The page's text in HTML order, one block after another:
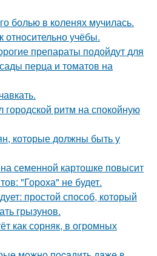
болью в коленях мучилась.
учёбы.
препараты подойдут для
перца и томатов на
ритм на спокойную
которые должны быть у
семенной картошке повысит
"Гороха" не будет.
простой способ, который
грызунов.
как сорняк, в огромных